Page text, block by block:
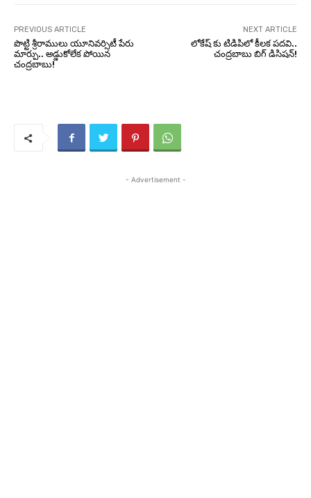
PREVIOUS ARTICLE
పొట్టి శ్రీరాములు యూనివర్సిటీ పేరు
మార్పు.. అడ్డుకోలేక పోయిన
చంద్రబాబు!
NEXT ARTICLE
లోకేష్ కు టిడిపిలో కీలక పదవి..
చంద్రబాబు బిగ్ డిసిషన్!
- Advertisement -